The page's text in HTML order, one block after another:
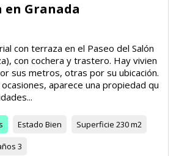
en Granada
con terraza en el Paseo del Salón
con cochera y trastero. Hay vivien
sus metros, otras por su ubicación.
aparece una propiedad qu
Estado Bien Superficie 230 m2
3